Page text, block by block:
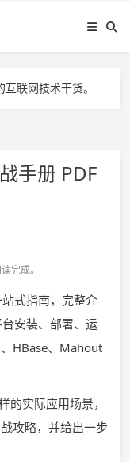
联网技术干货。
手册 PDF
完成。
式指南，完整介
安装、部署、运
HBase、Mahout
的实际应用场景，
攻略，并给出一步